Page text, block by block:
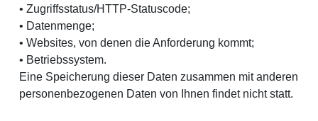
• Zugriffsstatus/HTTP-Statuscode;
• Datenmenge;
• Websites, von denen die Anforderung kommt;
• Betriebssystem.
Eine Speicherung dieser Daten zusammen mit anderen
personenbezogenen Daten von Ihnen findet nicht statt.